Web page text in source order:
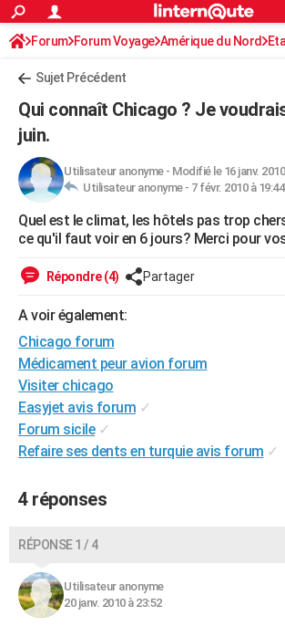
ACTUALITÉS
Politique
Société
Faits Divers
Education
Monde
Villes
+
Programme TV
TNTStreaming
Cinéma
Sorties cinéma
Musique
+FINANCE
Retraite
Impôts
Epargne
Immobilier
Risques naturels par ville
Banque
Assurance
Crédit
AUTO
Essais
Réserver un essai
Citadines
Berlines
SUV
Forum auto
HIGH-TECH
Mobiles
Meilleur smartphone
Internet
Ordinateurs
Jeux vidéo
Guide high-tech
+BRICOLAGE
Forum
Aménagement intérieur
Extérieur
Cuisine
Salle de bains
Jardinage
Rangement
WEEK-END
Guides de France
Escapades
Patrimoine
Expositions
Musées
Week-end nature
+LIFESTYLE
Art de vivre
Bien-être
Loisirs
Mode
Modes de vie
SANTE
Alimentation
Guide de la santé
Maladies
Médicaments
Sommeil
VOYAGE
Destinations
City break
Voyage nature
Voyage de noces
Forum
Climat
+PHOTO
BONS PLANS
CARTE DE VOEUX
Carte de Noël
Carte Bonne année
Carte Saint-Valentin
Carte Pâques
Carte d'anniversaire
DICTIONNAIRE
Dictionnaire
Biographies
Citations
Expressions
Proverbes
PROGRAMME TV
S'inscrire
Connexion
Forum Forum Voyage Amérique du Nord
Sujet Précédent
Qui connaît Chicago ? Je
juin.
Utilisateur anonyme- Modifié le 16 janv.
Utilisateur anonyme - 7 févr. 2010 à 19:44
Quel est le climat, les hôtels pas trop
ce qu'il faut voir en 6 jours? Merci pour
Répondre (4) Partager
A voir également:
Chicago forum
Médicament peur avion forum
Visiter chicago
Easyjet avis forum ✓
Forum sicile ✓
Refaire ses dents en turquie avis forum ✓
4 réponses
RÉPONSE 1 / 4
Utilisateur anonyme
20 janv. 2010 à 23:52